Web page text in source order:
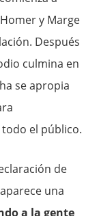
y Marge
Después
culmina en
se apropia
el público.
de
una
a la gente